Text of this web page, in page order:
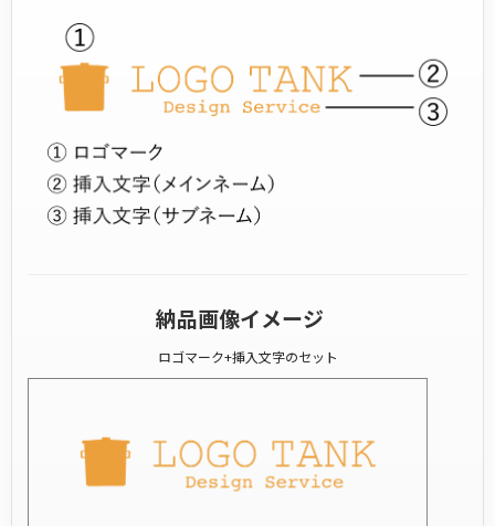
納品画像イメージ
ロゴマーク+挿入文字のセット